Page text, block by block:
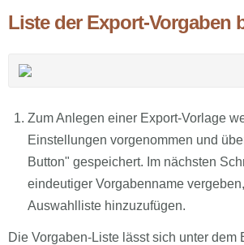
Liste der Export-Vorgaben
Zum Anlegen einer Export-Vorlage
Einstellungen vorgenommen und
Button" gespeichert. Im nächsten
eindeutiger Vorgabenname
Auswahlliste hinzuzufügen.
Die Vorgaben-Liste lässt sich unter dem